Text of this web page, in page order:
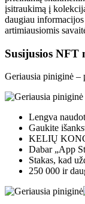
įsitraukimą į
daugiau
artimiausiomis
Susijusios NFT
Geriausia piniginė
Lengva
Gaukite
KELIŲ
Dabar „App
Stakas, kad
250 000 ir